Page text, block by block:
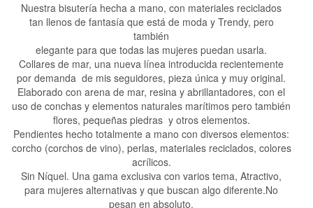
Nuestra bisutería hecha a mano, con materiales reciclados
tan llenos de fantasía que está de moda y Trendy, pero
también
elegante para que todas las mujeres puedan usarla.
Collares de mar, una nueva línea introducida recientemente
por demanda de mis seguidores, pieza única y muy original.
Elaborado con arena de mar, resina y abrillantadores, con el
uso de conchas y elementos naturales marítimos pero también
flores, pequeñas piedras y otros elementos.
Pendientes hecho totalmente a mano con diversos elementos:
corcho (corchos de vino), perlas, materiales reciclados, colores
acrílicos.
Sin Níquel. Una gama exclusiva con varios tema, Atractivo,
para mujeres alternativas y que buscan algo diferente.No
pesan en absoluto.